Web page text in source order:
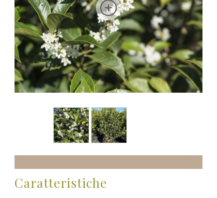
Caratteristiche